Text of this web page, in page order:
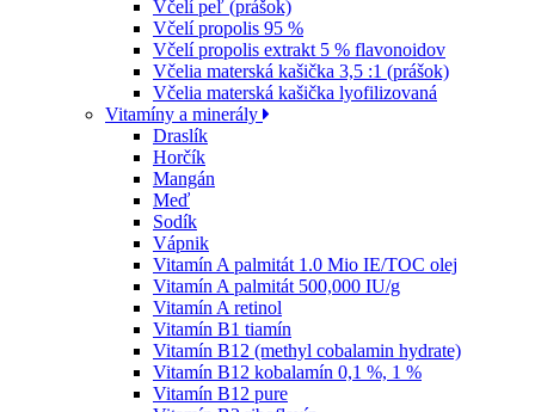
Včelí peľ (prášok)
Včelí propolis 95 %
Včelí propolis extrakt 5 % flavonoidov
Včelia materská kašička 3,5 :1 (prášok)
Včelia materská kašička lyofilizovaná
Vitamíny a minerály
Draslík
Horčík
Mangán
Meď
Sodík
Vápnik
Vitamín A palmitát 1.0 Mio IE/TOC olej
Vitamín A palmitát 500,000 IU/g
Vitamín A retinol
Vitamín B1 tiamín
Vitamín B12 (methyl cobalamin hydrate)
Vitamín B12 kobalamín 0,1 %, 1 %
Vitamín B12 pure